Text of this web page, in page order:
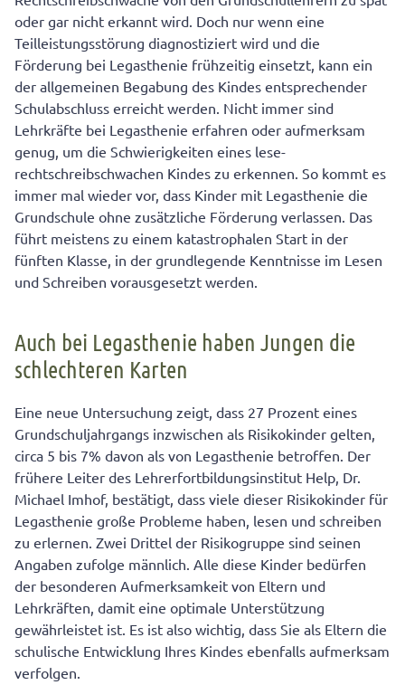
oder gar nicht erkannt wird. Doch nur wenn eine
Teilleistungsstörung diagnostiziert wird und die
Förderung bei Legasthenie frühzeitig einsetzt, kann ein
der allgemeinen Begabung des Kindes entsprechender
Schulabschluss erreicht werden. Nicht immer sind
Lehrkräfte bei Legasthenie erfahren oder aufmerksam
genug, um die Schwierigkeiten eines lese-
rechtschreibschwachen Kindes zu erkennen. So kommt es
immer mal wieder vor, dass Kinder mit Legasthenie die
Grundschule ohne zusätzliche Förderung verlassen. Das
führt meistens zu einem katastrophalen Start in der
fünften Klasse, in der grundlegende Kenntnisse im Lesen
und Schreiben vorausgesetzt werden.
Auch bei Legasthenie haben Jungen die
schlechteren Karten
Eine neue Untersuchung zeigt, dass 27 Prozent eines
Grundschuljahrgangs inzwischen als Risikokinder gelten,
circa 5 bis 7% davon als von Legasthenie betroffen. Der
frühere Leiter des Lehrerfortbildungsinstitut Help, Dr.
Michael Imhof, bestätigt, dass viele dieser Risikokinder für
Legasthenie große Probleme haben, lesen und schreiben
zu erlernen. Zwei Drittel der Risikogruppe sind seinen
Angaben zufolge männlich. Alle diese Kinder bedürfen
der besonderen Aufmerksamkeit von Eltern und
Lehrkräften, damit eine optimale Unterstützung
gewährleistet ist. Es ist also wichtig, dass Sie als Eltern die
schulische Entwicklung Ihres Kindes ebenfalls aufmerksam
verfolgen.